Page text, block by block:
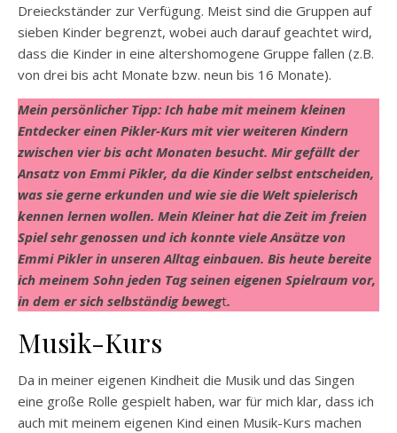
Dreieckständer zur Verfügung. Meist sind die Gruppen auf
sieben Kinder begrenzt, wobei auch darauf geachtet wird,
dass die Kinder in eine altershomogene Gruppe fallen (z.B.
von drei bis acht Monate bzw. neun bis 16 Monate).
Mein persönlicher Tipp: Ich habe mit meinem kleinen
Entdecker einen Pikler-Kurs mit vier weiteren Kindern
zwischen vier bis acht Monaten besucht. Mir gefällt der
Ansatz von Emmi Pikler, da die Kinder selbst entscheiden,
was sie gerne erkunden und wie sie die Welt spielerisch
kennen lernen wollen. Mein Kleiner hat die Zeit im freien
Spiel sehr genossen und ich konnte viele Ansätze von
Emmi Pikler in unseren Alltag einbauen. Bis heute bereite
ich meinem Sohn jeden Tag seinen eigenen Spielraum vor,
in dem er sich selbständig bewegt.
Musik-Kurs
Da in meiner eigenen Kindheit die Musik und das Singen
eine große Rolle gespielt haben, war für mich klar, dass ich
auch mit meinem eigenen Kind einen Musik-Kurs machen